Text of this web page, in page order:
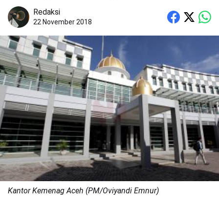
Redaksi
22 November 2018
Kantor Kemenag Aceh (PM/Oviyandi Emnur)